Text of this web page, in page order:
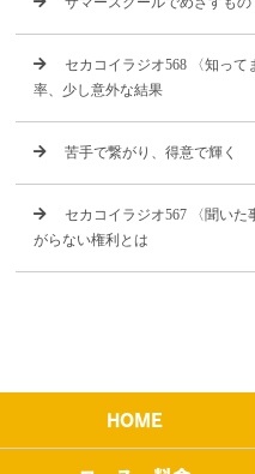
セカコイラジオ568 〈知っ
率、少し意外な結果
苦手で繋がり、得意で輝く
セカコイラジオ567 〈聞い
がらない権利とは
HOME